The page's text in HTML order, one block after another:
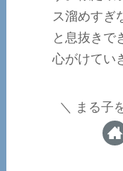
ス溜めすぎ
と息抜きで
心がけてい
まる子